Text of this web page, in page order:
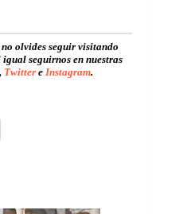
olvides seguir visitando
igual seguirnos en nuestras
, Twitter eInstagram.